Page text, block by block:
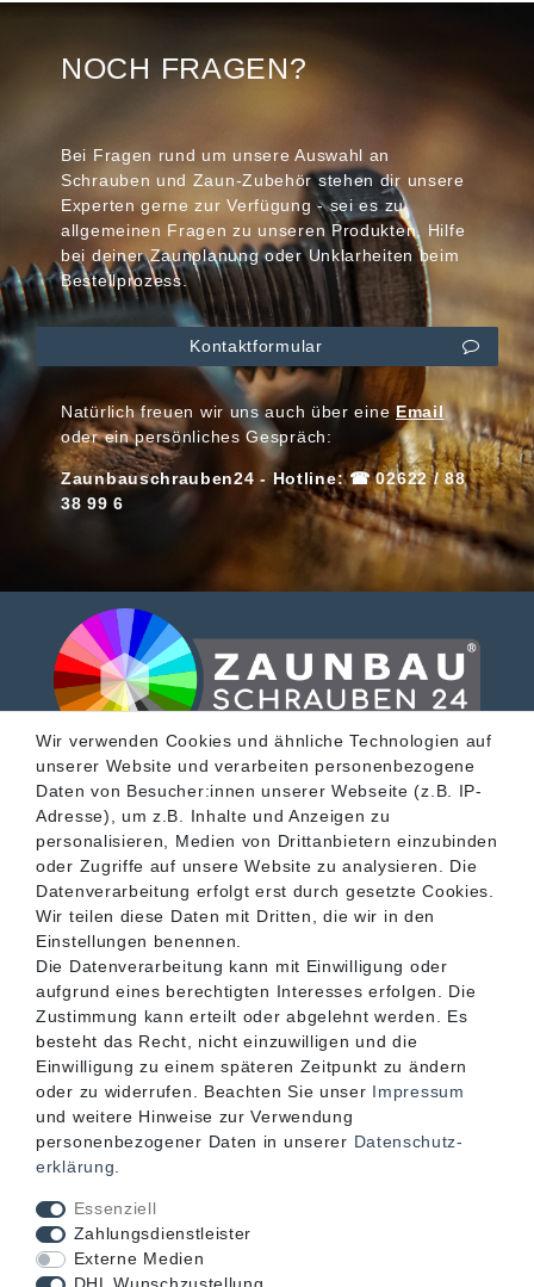
NOCH FRAGEN?
Bei Fragen rund um unsere Auswahl an
Schrauben und Zaun-Zubehör stehen dir unsere
Experten gerne zur Verfügung - sei es zu
allgemeinen Fragen zu unseren Produkten, Hilfe
bei deiner Zaunplanung oder Unklarheiten beim
Bestellprozess.
Kontaktformular
Natürlich freuen wir uns auch über eineEmail
oder ein persönliches Gespräch:
Zaunbauschrauben24 - Hotline: ☎ 02622 / 88
38 99 6
SERVICE
INFORMATIONEN
KONTAKT
Wir verwenden Cookies und ähnliche Technologien auf
unserer Website und verarbeiten personenbezogene
Daten von Besucher:innen unserer Webseite (z.B. IP-
Adresse), um z.B. Inhalte und Anzeigen zu
personalisieren, Medien von Drittanbietern einzubinden
oder Zugriffe auf unsere Website zu analysieren. Die
Datenverarbeitung erfolgt erst durch gesetzte Cookies.
Wir teilen diese Daten mit Dritten, die wir in den
Einstellungen benennen.
Die Datenverarbeitung kann mit Einwilligung oder
aufgrund eines berechtigten Interesses erfolgen. Die
Zustimmung kann erteilt oder abgelehnt werden. Es
besteht das Recht, nicht einzuwilligen und die
Einwilligung zu einem späteren Zeitpunkt zu ändern
oder zu widerrufen. Beachten Sie unser Impressum
und weitere Hinweise zur Verwendung
personenbezogener Daten in unserer Daten­schutz­
erklärung
Essenziell
Zahlungsdienstleister
Externe Medien